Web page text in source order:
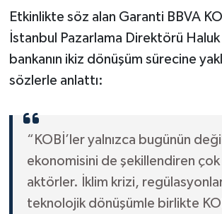
Etkinlikte söz alan Garanti BBVA
İstanbul Pazarlama Direktörü
bankanın ikiz dönüşüm sürecine
sözlerle anlattı:
“KOBİ’ler yalnızca bugünün
ekonomisini de şekillendiren
aktörler. İklim krizi,
teknolojik dönüşümle birlikte